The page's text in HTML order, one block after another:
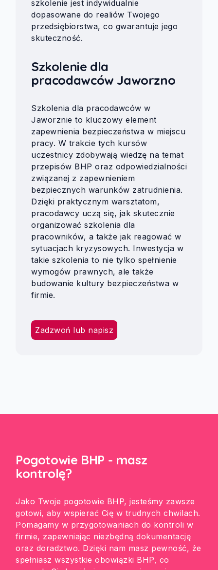
szkolenie jest indywidualnie
dopasowane do realiów Twojego
przedsiębiorstwa, co gwarantuje jego
skuteczność.
Szkolenie dla
pracodawców Jaworzno
Szkolenia dla pracodawców w
Jaworznie to kluczowy element
zapewnienia bezpieczeństwa w miejscu
pracy. W trakcie tych kursów
uczestnicy zdobywają wiedzę na temat
przepisów BHP oraz odpowiedzialności
związanej z zapewnieniem
bezpiecznych warunków zatrudnienia.
Dzięki praktycznym warsztatom,
pracodawcy uczą się, jak skutecznie
organizować szkolenia dla
pracowników, a także jak reagować w
sytuacjach kryzysowych. Inwestycja w
takie szkolenia to nie tylko spełnienie
wymogów prawnych, ale także
budowanie kultury bezpieczeństwa w
firmie.
Zadzwoń lub napisz
Pogotowie BHP - masz
kontrolę?
Jako Twoje pogotowie BHP, jesteśmy zawsze
gotowi, aby wspierać Cię w trudnych chwilach.
Pomagamy w przygotowaniach do kontroli w
firmie, zapewniając niezbędną dokumentację
oraz doradztwo. Dzięki nam masz pewność, że
spełniasz wszystkie obowiązki BHP, co